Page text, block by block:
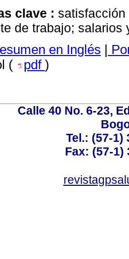
clave :
de trabajo; salarios
en Inglés |
(
pdf )
Calle 40 No. 6-23,
Tel.: (57-1)
Fax: (57-1)